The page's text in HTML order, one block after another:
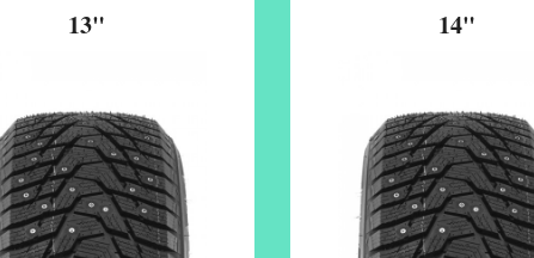
13" 14"